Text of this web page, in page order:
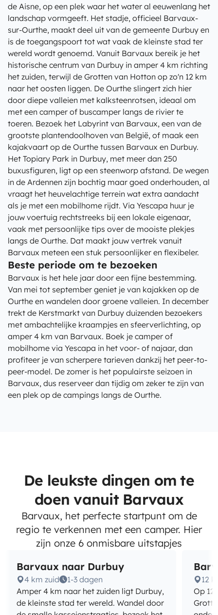
de Aisne, op een plek waar het water al eeuwenlang het
landschap vormgeeft. Het stadje, officieel Barvaux-
sur-Ourthe, maakt deel uit van de gemeente Durbuy en
is de toegangspoort tot wat vaak de kleinste stad ter
wereld wordt genoemd. Vanuit Barvaux bereik je het
historische centrum van Durbuy in amper 4 km richting
het zuiden, terwijl de Grotten van Hotton op zo'n 12 km
naar het oosten liggen. De Ourthe slingert zich hier
door diepe valleien met kalksteenrotsen, ideaal om
met een camper of buscamper langs de rivier te
toeren. Bezoek het Labyrint van Barvaux, een van de
grootste plantendoolhoven van België, of maak een
kajakvaart op de Ourthe tussen Barvaux en Durbuy.
Het Topiary Park in Durbuy, met meer dan 250
buxusfiguren, ligt op een steenworp afstand. De wegen
in de Ardennen zijn bochtig maar goed onderhouden, al
vraagt het heuvelachtige terrein wat extra aandacht
als je met een mobilhome rijdt. Via Yescapa huur je
jouw voertuig rechtstreeks bij een lokale eigenaar,
vaak met persoonlijke tips over de mooiste plekjes
langs de Ourthe. Dat maakt jouw vertrek vanuit
Barvaux meteen een stuk persoonlijker en flexibeler.
Beste periode om te bezoeken
Barvaux is het hele jaar door een fijne bestemming.
Van mei tot september geniet je van kajakken op de
Ourthe en wandelen door groene valleien. In december
trekt de Kerstmarkt van Durbuy duizenden bezoekers
met ambachtelijke kraampjes en sfeerverlichting, op
amper 4 km van Barvaux. Boek je camper of
mobilhome via Yescapa in het voor- of najaar, dan
profiteer je van scherpere tarieven dankzij het peer-to-
peer-model. De zomer is het populairste seizoen in
Barvaux, dus reserveer dan tijdig om zeker te zijn van
een plek op de campings langs de Ourthe.
De leukste dingen om te
doen vanuit Barvaux
Barvaux, het perfecte startpunt om de
regio te verkennen met een camper. Hier
zijn onze 6 onmisbare uitstapjes
Barvaux naar Durbuy
4 km zuid
1-3 dagen
Amper 4 km naar het zuiden ligt Durbuy,
de kleinste stad ter wereld. Wandel door
12
Op 12